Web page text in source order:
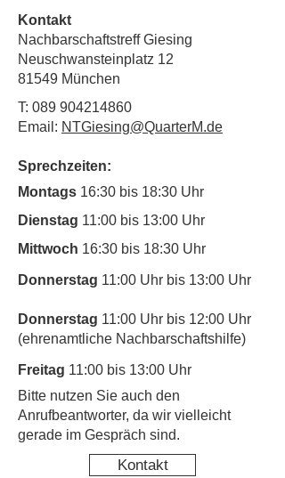
Kontakt
Nachbarschaftstreff Giesing
Neuschwansteinplatz 12
81549 München
T: 089 904214860
Email: NTGiesing@QuarterM.de
Sprechzeiten:
Montags 16:30 bis 18:30 Uhr
Dienstag 11:00 bis 13:00 Uhr
Mittwoch 16:30 bis 18:30 Uhr
Donnerstag 11:00 Uhr bis 13:00 Uhr
Donnerstag 11:00 Uhr bis 12:00 Uhr
(ehrenamtliche Nachbarschaftshilfe)
Freitag 11:00 bis 13:00 Uhr
​Bitte nutzen Sie auch den
Anrufbeantworter, da wir vielleicht
gerade im Gespräch sind.
Kontakt